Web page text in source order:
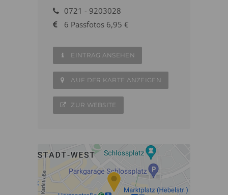
0721 - 9203028
6 Passfotos 6,95 €
EINTRAG ANSEHEN
AUF DER KARTE ANZEIGEN
ZUR WEBSITE